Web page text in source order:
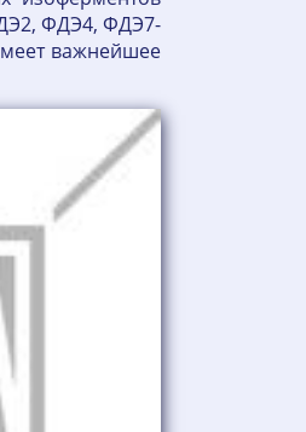
ФДЭ4, ФДЭ7-
важнейшее